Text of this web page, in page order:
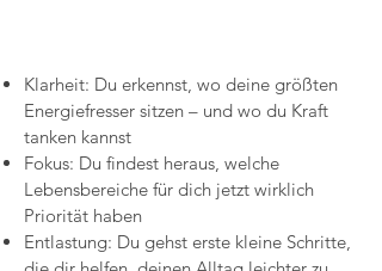
Klarheit: Du erkennst, wo deine größten
Energiefresser sitzen – und wo du Kraft
tanken kannst
Fokus: Du findest heraus, welche
Lebensbereiche für dich jetzt wirklich
Priorität haben
Entlastung: Du gehst erste kleine Schritte,